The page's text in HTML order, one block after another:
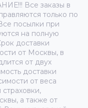
Все заказы в
только по
посылки при
на полную
доставки
от Москвы, в
от двух
доставки
от веса
а также от